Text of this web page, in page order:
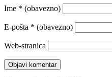
Ime * (obavezno)
E-pošta * (obavezno)
Web-stranica